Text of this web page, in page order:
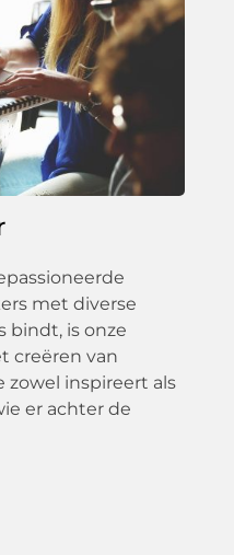
met diverse
bindt, is onze
creëren van
inspireert als
er achter de